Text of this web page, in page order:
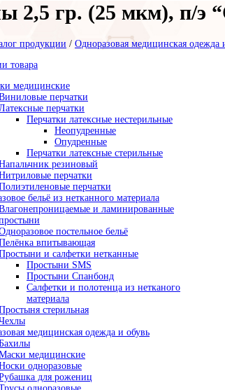
2,5 гр. (25 мкм), п/э
продукции / Одноразовая медицинская одежда
товара
медицинские
перчатки
перчатки
Перчатки латексные нестерильные
Неопудренные
Опудренные
Перчатки латексные стерильные
резиновый
перчатки
перчатки
бельё из нетканного материала
и ламинированные
постельное бельё
впитывающая
и салфетки нетканные
Простыни SMS
Простыни Спанбонд
Салфетки и полотенца из нетканого
материала
стерильная
медицинская одежда и обувь
медицинские
одноразовые
для рожениц